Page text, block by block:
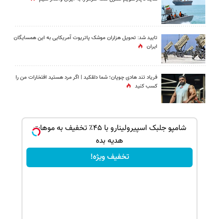
تایید شد: تحویل هزاران موشک پاتریوت آمریکایی به این همسایگان
ایران
فریاد تند هادی چوپان؛‌ شما دلقکید | اگر مرد هستید افتخارات من را
کسب کنید
شامپو جلبک اسپیرولینارو با ۴۵٪ تخفیف به موهات
هدیه بده
تخفیف ویژه!